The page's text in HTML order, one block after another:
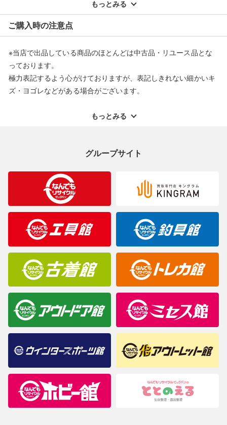
配送料ともに当社負担で対応いたします。
※オンラインストアで購入頂いた商品は、店頭での返品はお受け
できません。また、商品の修理及び交換に関しては承ることがで
返品・交換について
もっとみる
ご購入時の注意点
※当店で出品している商品のほとんどは中古品・リユース品とな
っております。
極力表記するよう心がけておりますが、表記しきれない細かいキ
ズ・ヨゴレなどがある場合がございます。
ご理解くださいますようお願い申し上げます。
合がございますのでご了承ください。
※表記したカラー名は、当社が判断した名称を掲載しています。
製造元が定めたカラー名と異なることもあります。色調などご不
明なことがありましたらご購入前にお問い合わせください。
商品について
もっとみる
グループサイト